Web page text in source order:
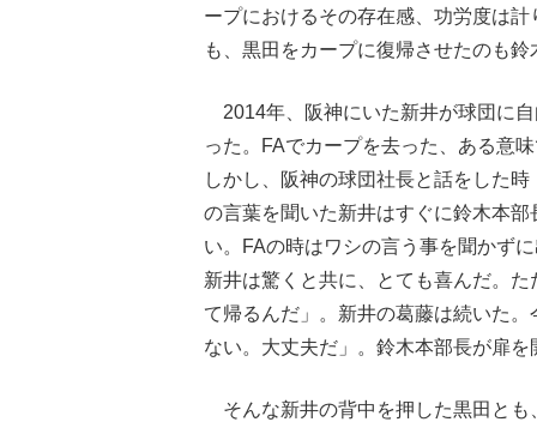
ープにおけるその存在感、功労度は
も、黒田をカープに復帰させたのも
2014年、阪神にいた新井が球団に
った。FAでカープを去った、ある意
しかし、阪神の球団社長と話をした
の言葉を聞いた新井はすぐに鈴木本
い。FAの時はワシの言う事を聞かず
新井は驚くと共に、とても喜んだ。
て帰るんだ」。新井の葛藤は続いた
ない。大丈夫だ」。鈴木本部長が扉
そんな新井の背中を押した黒田とも